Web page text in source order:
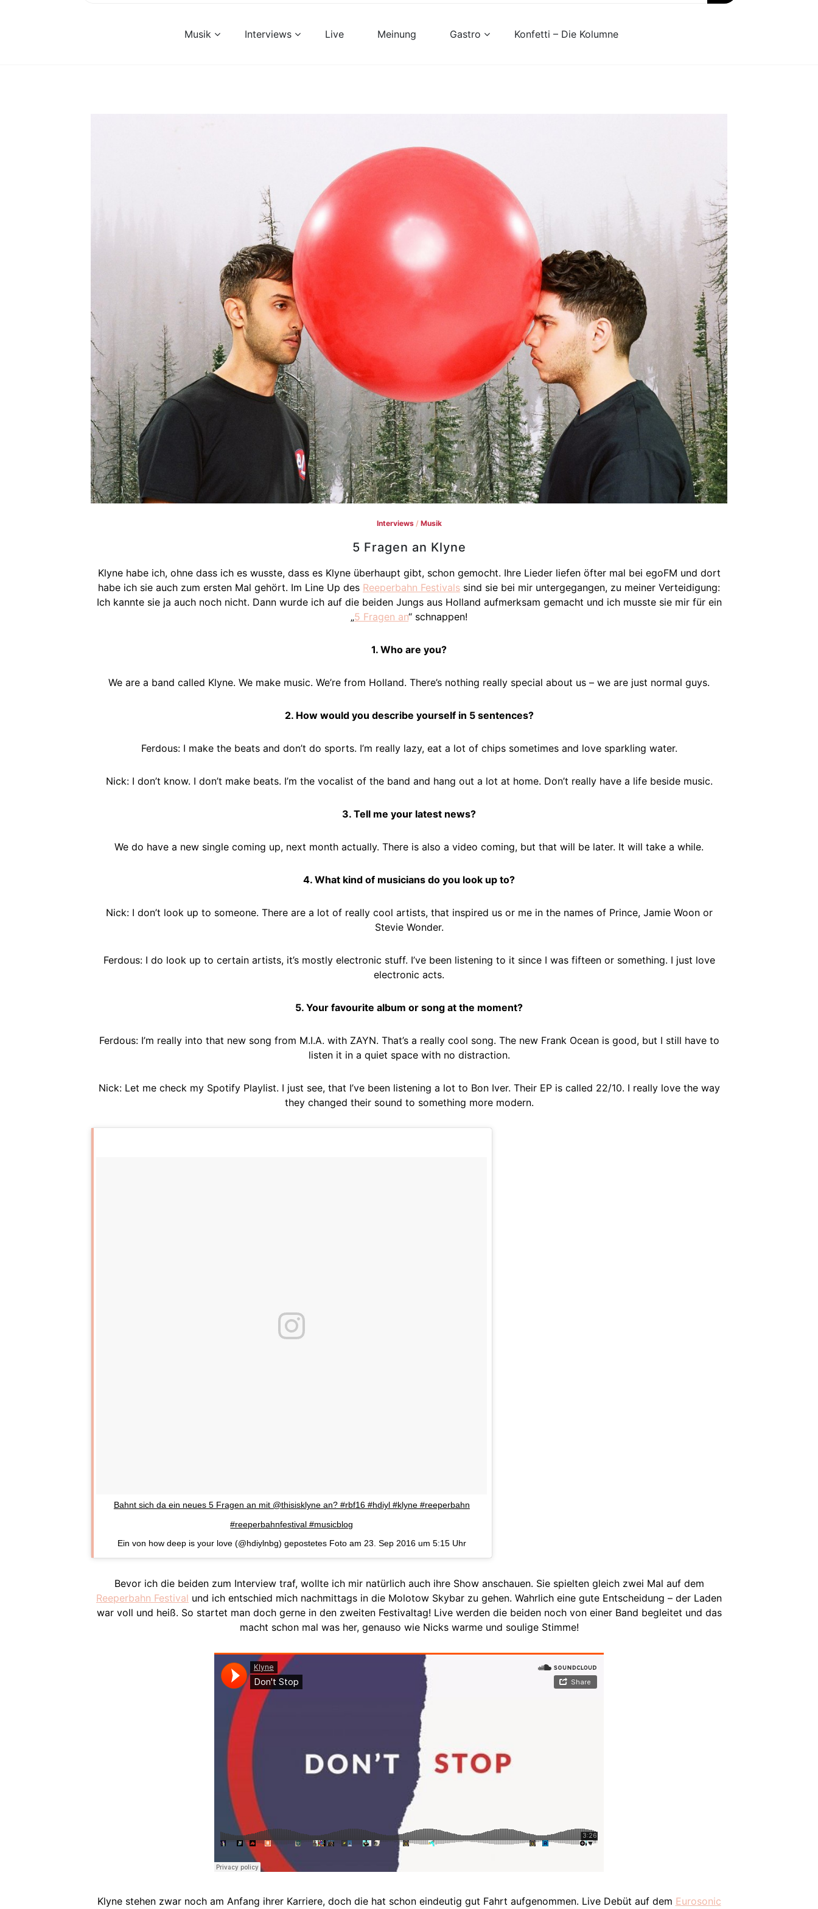
Musik Interviews Live Meinung Gastro Konfetti – Die Kolumne
Interviews/ Musik
5 Fragen an Klyne
Klyne habe ich, ohne dass ich es wusste, dass es Klyne überhaupt gibt, schon gemocht. Ihre Lieder liefen öfter mal bei egoFM und dort
habe ich sie auch zum ersten Mal gehört. Im Line Up des Reeperbahn Festivals sind sie bei mir untergegangen, zu meiner Verteidigung:
Ich kannte sie ja auch noch nicht. Dann wurde ich auf die beiden Jungs aus Holland aufmerksam gemacht und ich musste sie mir für ein
„5 Fragen an“ schnappen!
1. Who are you?
We are a band called Klyne. We make music. We’re from Holland. There’s nothing really special about us – we are just normal guys.
2. How would you describe yourself in 5 sentences?
Ferdous: I make the beats and don’t do sports. I’m really lazy, eat a lot of chips sometimes and love sparkling water.
Nick: I don’t know. I don’t make beats. I’m the vocalist of the band and hang out a lot at home. Don’t really have a life beside music.
3. Tell me your latest news?
We do have a new single coming up, next month actually. There is also a video coming, but that will be later. It will take a while.
4. What kind of musicians do you look up to?
Nick: I don’t look up to someone. There are a lot of really cool artists, that inspired us or me in the names of Prince, Jamie Woon or
Stevie Wonder.
Ferdous: I do look up to certain artists, it’s mostly electronic stuff. I’ve been listening to it since I was fifteen or something. I just love
electronic acts.
5. Your favourite album or song at the moment?
Ferdous: I’m really into that new song from M.I.A. with ZAYN. That’s a really cool song. The new Frank Ocean is good, but I still have to
listen it in a quiet space with no distraction.
Nick: Let me check my Spotify Playlist. I just see, that I’ve been listening a lot to Bon Iver. Their EP is called 22/10. I really love the way
they changed their sound to something more modern.
Bahnt sich da ein neues 5 Fragen an mit @thisisklyne an? #rbf16 #hdiyl #klyne #reeperbahn
#reeperbahnfestival #musicblog
Ein von how deep is your love (@hdiylnbg) gepostetes Foto am 23. Sep 2016 um 5:15 Uhr
Bevor ich die beiden zum Interview traf, wollte ich mir natürlich auch ihre Show anschauen. Sie spielten gleich zwei Mal auf dem
Reeperbahn Festival und ich entschied mich nachmittags in die Molotow Skybar zu gehen. Wahrlich eine gute Entscheidung – der Laden
war voll und heiß. So startet man doch gerne in den zweiten Festivaltag! Live werden die beiden noch von einer Band begleitet und das
macht schon mal was her, genauso wie Nicks warme und soulige Stimme!
Klyne stehen zwar noch am Anfang ihrer Karriere, doch die hat schon eindeutig gut Fahrt aufgenommen. Live Debüt auf dem Eurosonic